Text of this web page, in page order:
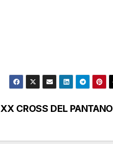
XX CROSS DEL PANTANO